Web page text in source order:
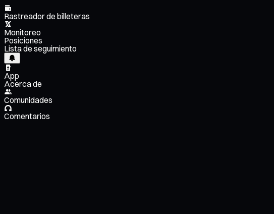
Rastreador de billeteras
Monitoreo
Posiciones
Lista de seguimiento
App
Acerca de
Comunidades
Comentarios